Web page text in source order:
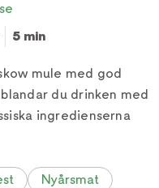
5 min
mule med god
du drinken med
ingredienserna
Nyårsmat